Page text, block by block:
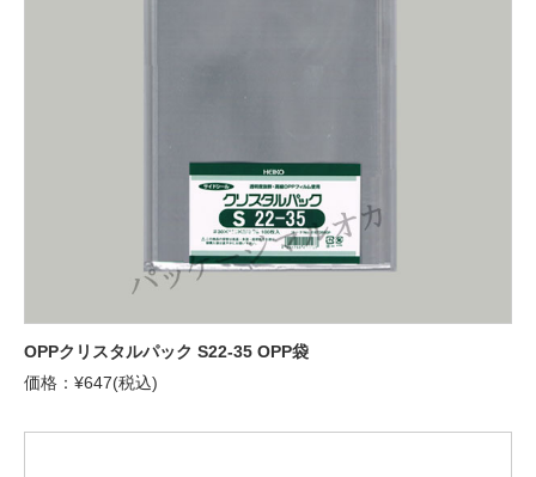
OPPクリスタルパック S22-35 OPP袋
価格：¥647(税込)